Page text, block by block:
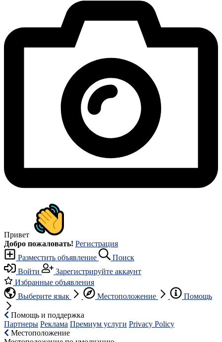
Привет
Добро пожаловать! Регистрация
Разместить объявление
Поиск
Войти
Зарегистрируйте аккаунт
Избранные объявления
Выберите язык
Местоположение Помощь
Помощь и поддержка
Партнеры Реклама Премиум услуги Privacy Policy
Местоположение